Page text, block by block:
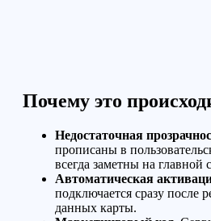
Почему это
Недостаточная
прописаны в
всегда заметны на главной
Автоматическая
подключается сразу после
данных карты.